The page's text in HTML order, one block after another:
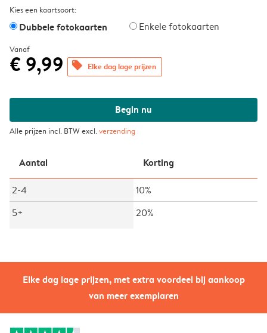
Elke dag lage prijzen, met extra voordeel bij aankoop
van meer exemplaren
Kies een kaartsoort:
Dubbele fotokaarten Enkele fotokaarten
Vanaf
€ 9,99 offers Elke dag lage prijzen
Begin nu
Alle prijzen incl. BTW excl.verzending
Aantal Korting
2-4
10%
5+
20%